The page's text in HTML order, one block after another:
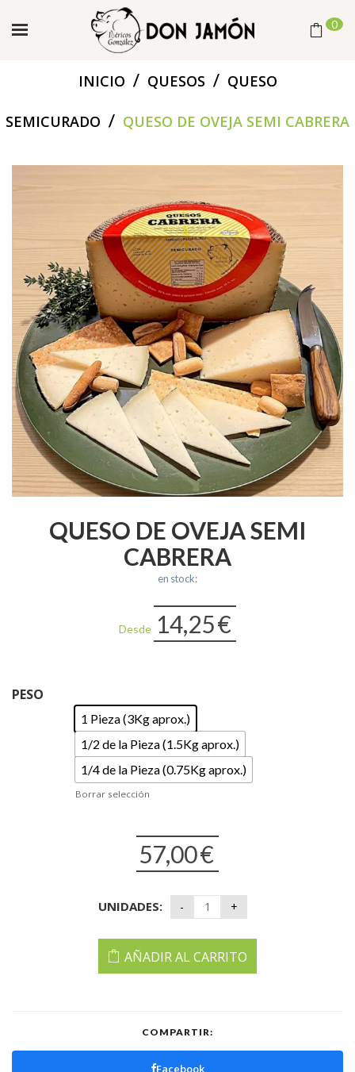
0
INICIO / QUESOS / QUESO
SEMICURADO / QUESO DE OVEJA SEMI CABRERA
QUESO DE OVEJA SEMI
CABRERA
en stock:
Desde 14,25€
PESO
1 Pieza (3Kg aprox.)
1/2 de la Pieza (1.5Kg aprox.)
1/4 de la Pieza (0.75Kg aprox.)
Borrar selección
57,00€
UNIDADES:
AÑADIR AL CARRITO
COMPARTIR:
Facebook